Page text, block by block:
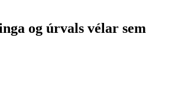
og úrvals vélar sem